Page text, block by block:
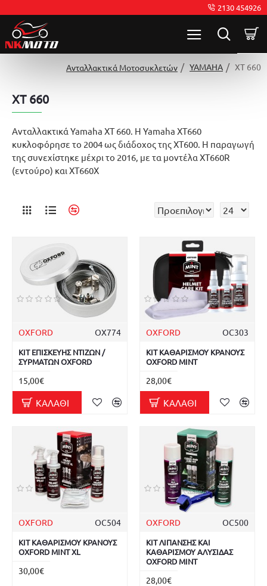
2130 454926
Ανταλλακτικά Μοτοσυκλετών YAMAHA XT 660
XT 660
Ανταλλακτικά Yamaha XT 660. Η Yamaha XT660
κυκλοφόρησε το 2004 ως διάδοχος της XT600. Η παραγωγή
της συνεχίστηκε μέχρι το 2016, με τα μοντέλα XT660R
(εντούρο) και XT660X
OXFORD OX774
ΚΙΤ ΕΠΙΣΚΕΥΗΣ ΝΤΙΖΩΝ /
ΣΥΡΜΑΤΩΝ OXFORD
15,00€
ΚΑΛΆΘΙ
OXFORD OC303
ΚΙΤ ΚΑΘΑΡΙΣΜΟΥ ΚΡΑΝΟΥΣ
OXFORD MINT
28,00€
ΚΑΛΆΘΙ
OXFORD OC504
ΚΙΤ ΚΑΘΑΡΙΣΜΟΥ ΚΡΑΝΟΥΣ
OXFORD MINT XL
30,00€
OXFORD OC500
ΚΙΤ ΛΙΠΑΝΣΗΣ ΚΑΙ
ΚΑΘΑΡΙΣΜΟΥ ΑΛΥΣΙΔΑΣ
OXFORD MINT
28,00€